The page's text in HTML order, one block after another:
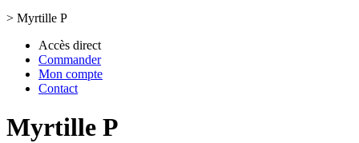
> Myrtille P
Accès direct
Commander
Mon compte
Contact
Myrtille P